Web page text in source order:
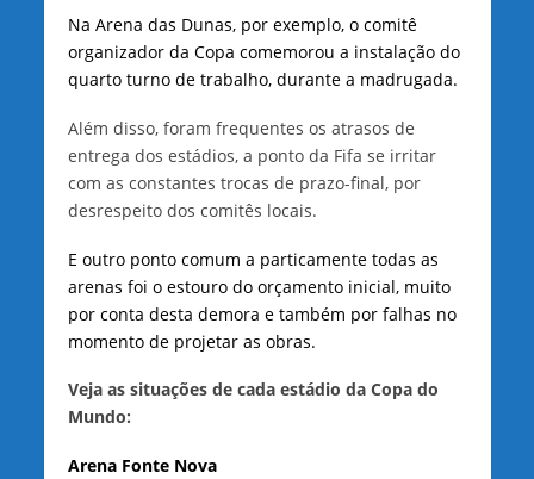
Na Arena das Dunas, por exemplo, o comitê
organizador da Copa comemorou a instalação do
quarto turno de trabalho, durante a madrugada.
Além disso, foram frequentes os atrasos de
entrega dos estádios, a ponto da Fifa se irritar
com as constantes trocas de prazo-final, por
desrespeito dos comitês locais.
E outro ponto comum a particamente todas as
arenas foi o estouro do orçamento inicial, muito
por conta desta demora e também por falhas no
momento de projetar as obras.
Veja as situações de cada estádio da Copa do
Mundo:
Arena Fonte Nova